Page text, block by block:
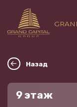
Назад
9этаж